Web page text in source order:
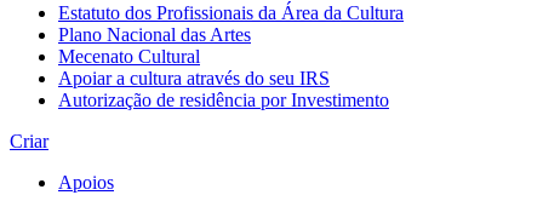
Estatuto dos Profissionais da Área da Cultura
Plano Nacional das Artes
Mecenato Cultural
Apoiar a cultura através do seu IRS
Autorização de residência por Investimento
Criar
Apoios